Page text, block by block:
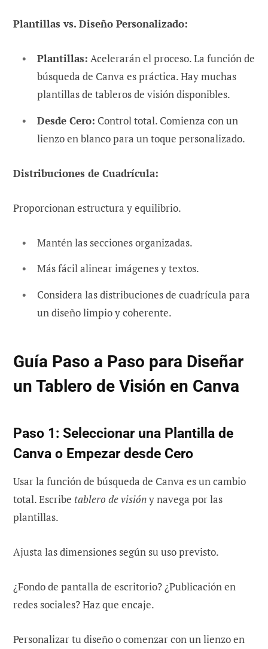
Plantillas vs. Diseño Personalizado:
Plantillas: Acelerarán el proceso. La función de
búsqueda de Canva es práctica. Hay muchas
plantillas de tableros de visión disponibles.
Desde Cero: Control total. Comienza con un
lienzo en blanco para un toque personalizado.
Distribuciones de Cuadrícula:
Proporcionan estructura y equilibrio.
Mantén las secciones organizadas.
Más fácil alinear imágenes y textos.
Considera las distribuciones de cuadrícula para
un diseño limpio y coherente.
Guía Paso a Paso para Diseñar
un Tablero de Visión en Canva
Paso 1: Seleccionar una Plantilla de
Canva o Empezar desde Cero
Usar la función de búsqueda de Canva es un cambio
total. Escribe tablero de visióny navega por las
plantillas.
Ajusta las dimensiones según su uso previsto.
¿Fondo de pantalla de escritorio? ¿Publicación en
redes sociales? Haz que encaje.
Personalizar tu diseño o comenzar con un lienzo en